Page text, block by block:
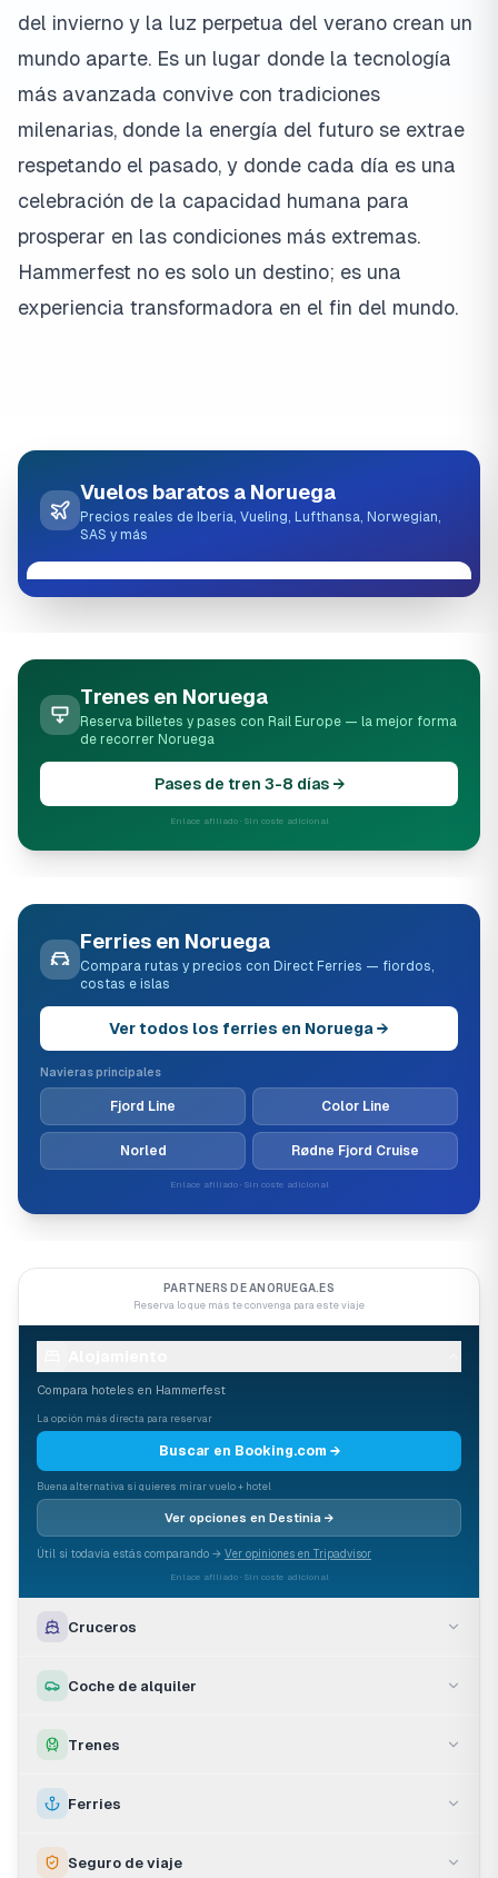
del invierno y la luz perpetua del verano crean un
mundo aparte. Es un lugar donde la tecnología
más avanzada convive con tradiciones
milenarias, donde la energía del futuro se extrae
respetando el pasado, y donde cada día es una
celebración de la capacidad humana para
prosperar en las condiciones más extremas.
Hammerfest no es solo un destino; es una
experiencia transformadora en el fin del mundo.
Vuelos baratos a Noruega
Precios reales de Iberia, Vueling, Lufthansa, Norwegian,
SAS y más
Trenes en Noruega
Reserva billetes y pases con Rail Europe — la mejor forma
de recorrer Noruega
Pases de tren 3-8 días →
Enlace afiliado · Sin coste adicional
Ferries en Noruega
Compara rutas y precios con Direct Ferries — fiordos,
costas e islas
Ver todos los ferries en Noruega →
Navieras principales
Fjord Line Color Line
Norled Rødne Fjord Cruise
Enlace afiliado · Sin coste adicional
PARTNERS DE ANORUEGA.ES
Reserva lo que más te convenga para este viaje
Compara hoteles en Hammerfest
La opción más directa para reservar
Buscar en Booking.com →
Buena alternativa si quieres mirar vuelo + hotel
Ver opciones en Destinia →
Útil si todavía estás comparando → Ver opiniones en Tripadvisor
Enlace afiliado · Sin coste adicional
Cruceros
Coche de alquiler
Trenes
Ferries
Seguro de viaje